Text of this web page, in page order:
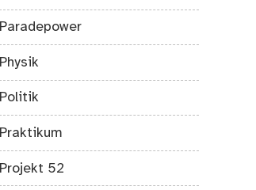
Paradepower
Physik
Politik
Praktikum
Projekt 52